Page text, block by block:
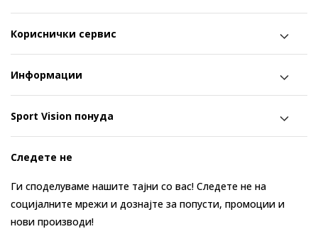
Кориснички сервис
Информации
Sport Vision понуда
Следете не
Ги споделуваме нашите тајни со вас! Следете не на
социјалните мрежи и дознајте за попусти, промоции и
нови производи!